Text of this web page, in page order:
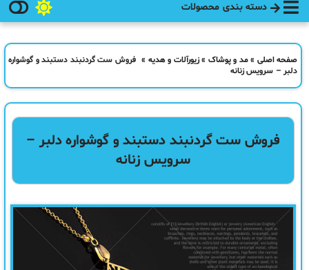
دسته بندی محصولات
صفحه اصلی »مد و پوشاک »زیورآلات و هدیه » فروش ست گردنبند دستبند و گوشواره
دلبر – سرویس زنانه
فروش ست گردنبند دستبند و گوشواره دلبر –
سرویس زنانه